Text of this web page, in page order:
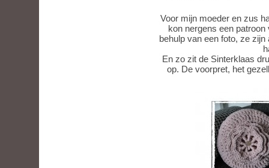
Voor mijn moeder en zus
kon nergens een
behulp van een foto, ze
En zo zit de Sinterklaas
op. De voorpret, het